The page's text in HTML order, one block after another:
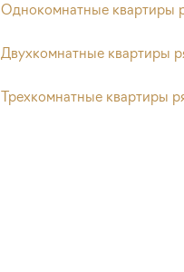
Однокомнатные квартиры
Двухкомнатные квартиры
Трехкомнатные квартиры